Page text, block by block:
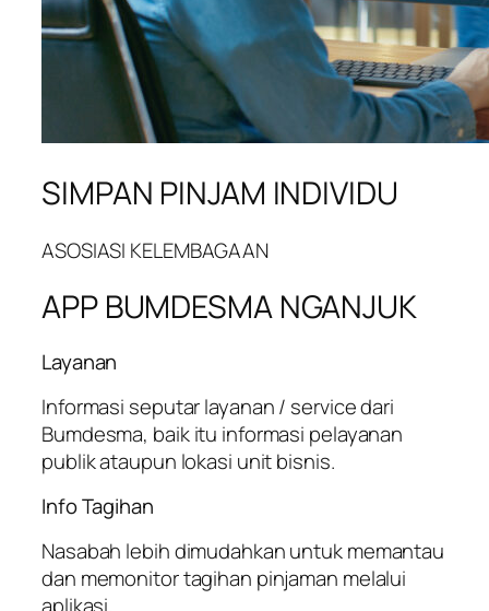
SIMPAN PINJAM INDIVIDU
ASOSIASI KELEMBAGAAN
APP BUMDESMA NGANJUK
Layanan
Informasi seputar layanan / service dari
Bumdesma, baik itu informasi pelayanan
publik ataupun lokasi unit bisnis.
Info Tagihan
Nasabah lebih dimudahkan untuk memantau
dan memonitor tagihan pinjaman melalui
aplikasi.